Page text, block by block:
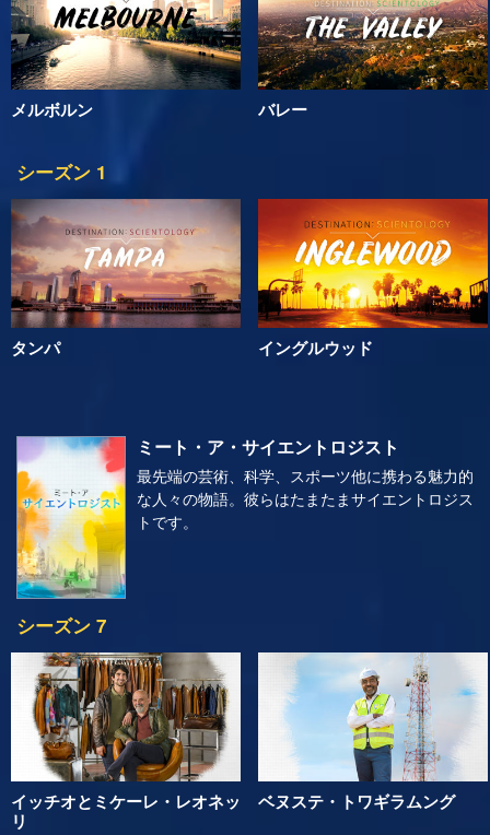
メルボルン バレー
シーズン 1
タンパ イングルウッド
ミート・ア・サイエントロジスト
最先端の芸術、科学、スポーツ他に携わる魅力的
な人々の物語。彼らはたまたまサイエントロジス
トです。
シーズン 7
イッチオとミケーレ・レオネッ
リ
ベヌステ・トワギラムング